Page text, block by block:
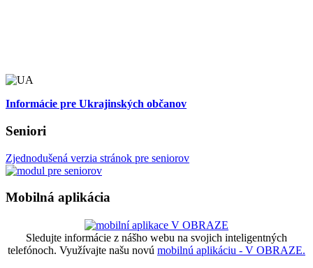
Informácie pre Ukrajinských občanov
Seniori
Zjednodušená verzia stránok pre seniorov
Mobilná aplikácia
Sledujte informácie z nášho webu na svojich inteligentných
telefónoch. Využívajte našu novú mobilnú aplikáciu - V OBRAZE.